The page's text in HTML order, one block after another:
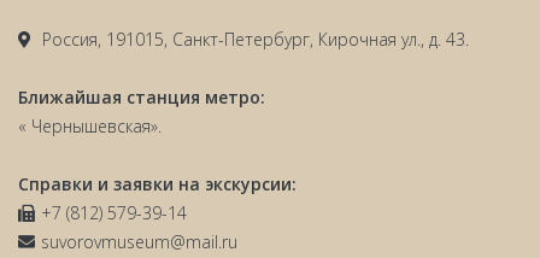
Россия, 191015, Санкт-Петербург, Кирочная ул., д. 43.
Ближайшая станция метро:
« Чернышевская».
Справки и заявки на экскурсии:
+7 (812) 579-39-14
suvorovmuseum@mail.ru